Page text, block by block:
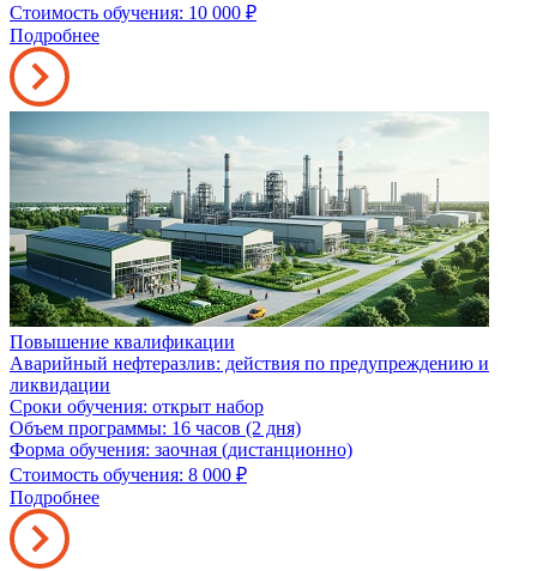
Стоимость обучения: 10 000 ₽
Подробнее
Повышение квалификации
Аварийный нефтеразлив: действия по предупреждению и
ликвидации
Сроки обучения: открыт набор
Объем программы: 16 часов (2 дня)
Форма обучения: заочная (дистанционно)
Стоимость обучения: 8 000 ₽
Подробнее